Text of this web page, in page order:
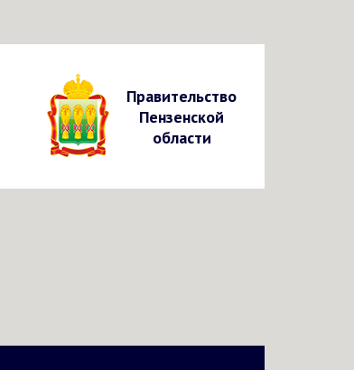
Правительство
Пензенской
области